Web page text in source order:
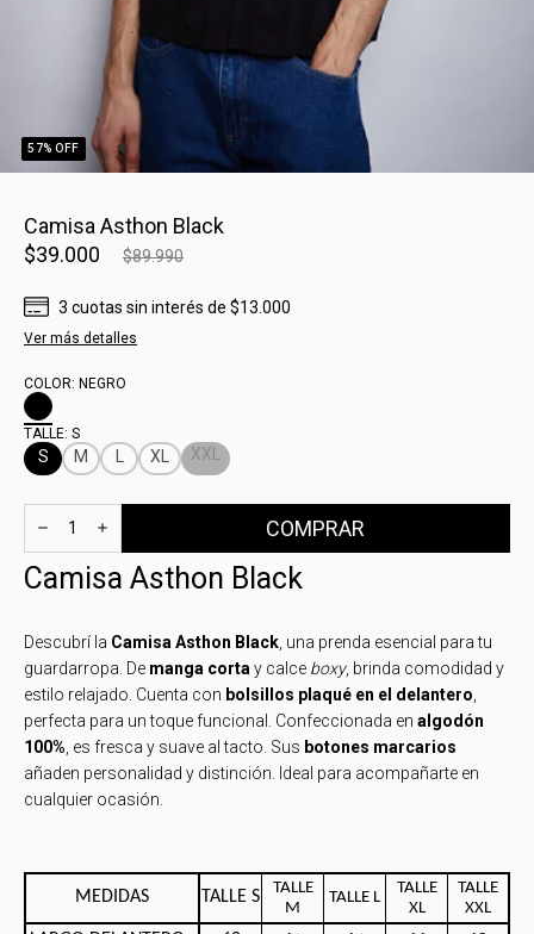
57% OFF
Camisa Asthon Black
$39.000
$89.990
3 cuotas sin interés de $13.000
Ver más detalles
COLOR: NEGRO
TALLE: S
S M L XL XXL
Camisa Asthon Black
Descubrí la Camisa Asthon Black , una prenda esencial para tu
guardarropa. De manga corta y calce boxy, brinda comodidad y
estilo relajado. Cuenta con bolsillos plaqué en el delantero
perfecta para un toque funcional. Confeccionada en algodón
100% , es fresca y suave al tacto. Sus botones marcarios
añaden personalidad y distinción. Ideal para acompañarte en
cualquier ocasión.
MEDIDAS TALLE S
TALLE
M
TALLE L
TALLE
XL
TALLE
XXL